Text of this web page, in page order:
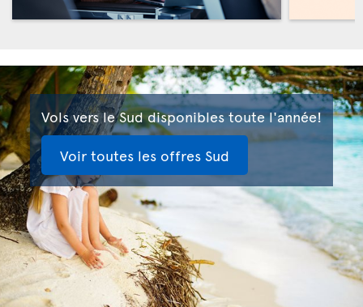
Vols vers le Sud disponibles toute l'année!
Voir toutes les offres Sud